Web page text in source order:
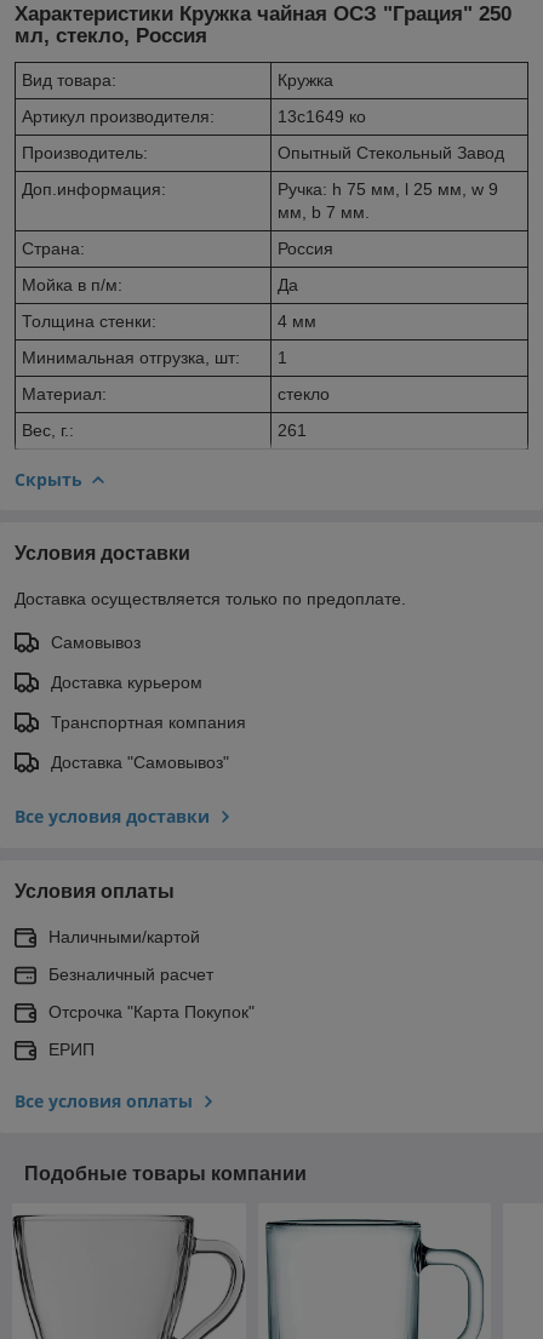
Характеристики Кружка чайная ОСЗ "Грация" 250
мл, стекло, Россия
Вид товара:
Кружка
Артикул производителя:
13с1649 ко
Производитель:
Опытный Стекольный Завод
Доп.информация:
Ручка: h 75 мм, l 25 мм, w 9
мм, b 7 мм.
Страна:
Россия
Мойка в п/м:
Да
Толщина стенки:
4 мм
Минимальная отгрузка, шт:
1
Материал:
стекло
Вес, г.:
261
Скрыть
Условия доставки
Доставка осуществляется только по предоплате.
Самовывоз
Доставка курьером
Транспортная компания
Доставка "Самовывоз"
Все условия доставки
Условия оплаты
Наличными/картой
Безналичный расчет
Отсрочка "Карта Покупок"
ЕРИП
Все условия оплаты
Подобные товары компании